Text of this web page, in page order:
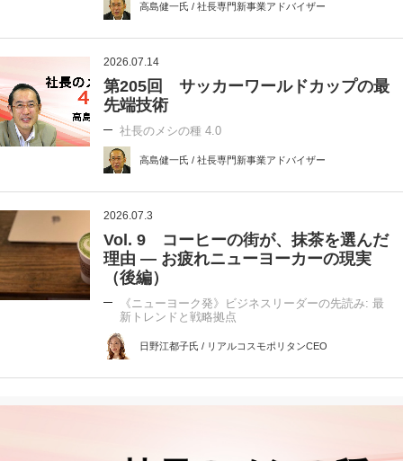
高島健一氏 / 社長専門新事業アドバイザー
2026.07.14
第205回 サッカーワールドカップの最
先端技術
社長のメシの種 4.0
高島健一氏 / 社長専門新事業アドバイザー
2026.07.3
Vol. 9 コーヒーの街が、抹茶を選んだ
理由 ― お疲れニューヨーカーの現実
（後編）
《ニューヨーク発》ビジネスリーダーの先読み: 最
新トレンドと戦略拠点
日野江都子氏 / リアルコスモポリタンCEO